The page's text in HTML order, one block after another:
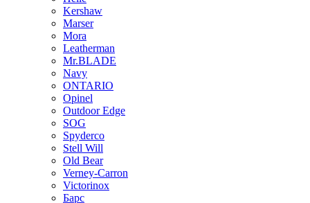
Kershaw
Marser
Mora
Leatherman
Mr.BLADE
Navy
ONTARIO
Opinel
Outdoor Edge
SOG
Spyderco
Stell Will
Old Bear
Verney-Carron
Victorinox
Барс